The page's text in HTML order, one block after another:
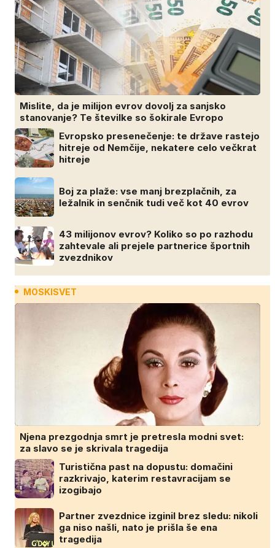
Mislite, da je milijon evrov dovolj za sanjsko
stanovanje? Te številke so šokirale Evropo
Evropsko presenečenje: te države rastejo
hitreje od Nemčije, nekatere celo večkrat
hitreje
Boj za plaže: vse manj brezplačnih, za
ležalnik in senčnik tudi več kot 40 evrov
43 milijonov evrov? Koliko so po razhodu
zahtevale ali prejele partnerice športnih
zvezdnikov
MOSKISVET
Njena prezgodnja smrt je pretresla modni svet:
za slavo se je skrivala tragedija
Turistična past na dopustu: domačini
razkrivajo, katerim restavracijam se
izogibajo
Partner zvezdnice izginil brez sledu: nikoli
ga niso našli, nato je prišla še ena
tragedija